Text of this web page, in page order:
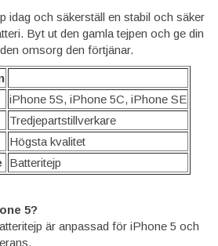
idag och säkerställ en stabil och säker
Byt ut den gamla tejpen och ge din
omsorg den förtjänar.
iPhone 5S, iPhone 5C, iPhone SE
Tredjepartstillverkare
Högsta kvalitet
Batteritejp
5?
är anpassad för iPhone 5 och